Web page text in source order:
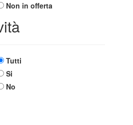
Non in offerta
Tutti
Si
No